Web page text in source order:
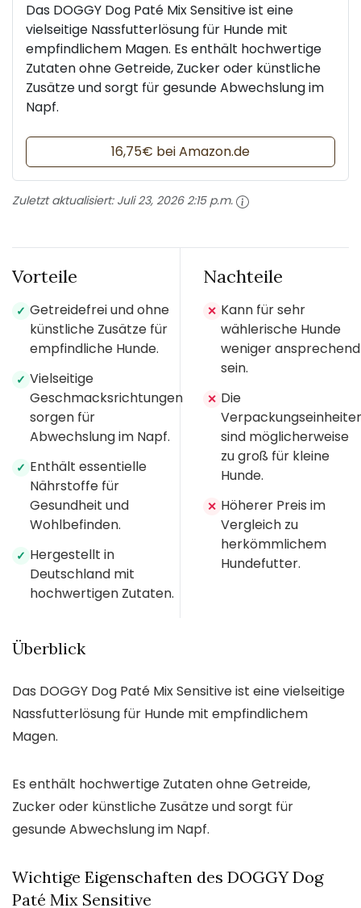
Das DOGGY Dog Paté Mix Sensitive ist eine
vielseitige Nassfutterlösung für Hunde mit
empfindlichem Magen. Es enthält hochwertige
Zutaten ohne Getreide, Zucker oder künstliche
Zusätze und sorgt für gesunde Abwechslung im
Napf.
16,75€ bei Amazon.de
Zuletzt aktualisiert: Juli 23, 2026 2:15 p.m.
Vorteile
✓ Getreidefrei und ohne
künstliche Zusätze für
empfindliche Hunde.
✓ Vielseitige
Geschmacksrichtungen
sorgen für
Abwechslung im Napf.
✓ Enthält essentielle
Nährstoffe für
Gesundheit und
Wohlbefinden.
✓ Hergestellt in
Deutschland mit
hochwertigen Zutaten.
Nachteile
✕ Kann für sehr
wählerische Hunde
weniger ansprechend
sein.
✕ Die
sind möglicherweise
zu groß für kleine
Hunde.
✕ Höherer Preis im
Vergleich zu
herkömmlichem
Hundefutter.
Überblick
Das DOGGY Dog Paté Mix Sensitive ist eine vielseitige
Nassfutterlösung für Hunde mit empfindlichem
Magen.
Es enthält hochwertige Zutaten ohne Getreide,
Zucker oder künstliche Zusätze und sorgt für
gesunde Abwechslung im Napf.
Wichtige Eigenschaften des DOGGY Dog
Paté Mix Sensitive